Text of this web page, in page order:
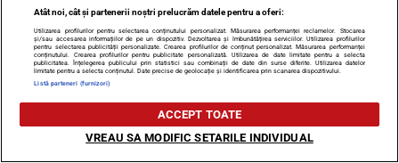
Atât noi, cât și partenerii noștri prelucrăm datele pentru a oferi:
Utilizarea profilurilor pentru selectarea conținutului personalizat. Măsurarea performanței reclamelor. Stocarea
și/sau accesarea informațiilor de pe un dispozitiv. Dezvoltarea și îmbunătățirea serviciilor. Utilizarea profilurilor
pentru selectarea publicității personalizate. Crearea profilurilor de conținut personalizat. Măsurarea performanței
conținutului. Crearea profilurilor pentru publicitate personalizată. Utilizarea de date limitate pentru a selecta
publicitatea. Înțelegerea publicului prin statistici sau combinații de date din surse diferite. Utilizarea datelor
limitate pentru a selecta conținutul. Date precise de geolocație și identificarea prin scanarea dispozitivului.
Listă parteneri (furnizori)
ACCEPT TOATE
VREAU SA MODIFIC SETARILE INDIVIDUAL